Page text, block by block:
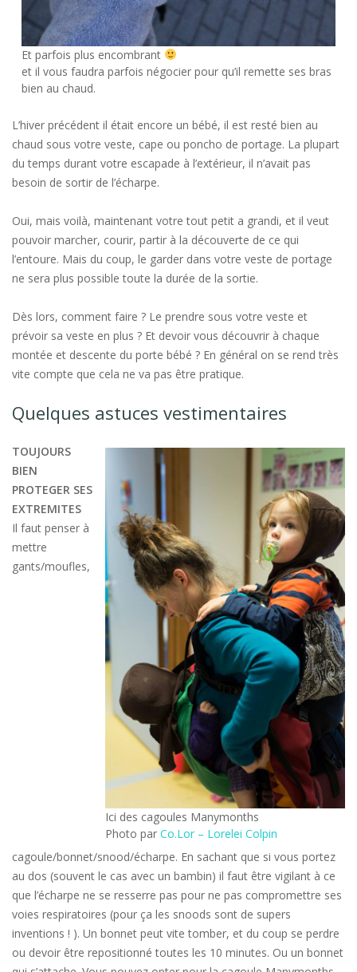
Et parfois plus encombrant
et il vous faudra parfois négocier pour qu’il remette ses bras
bien au chaud.
L’hiver précédent il était encore un bébé, il est resté bien au
chaud sous votre veste, cape ou poncho de portage. La plupart
du temps durant votre escapade à l’extérieur, il n’avait pas
besoin de sortir de l’écharpe.
Oui, mais voilà, maintenant votre tout petit a grandi, et il veut
pouvoir marcher, courir, partir à la découverte de ce qui
l’entoure. Mais du coup, le garder dans votre veste de portage
ne sera plus possible toute la durée de la sortie.
Dès lors, comment faire ? Le prendre sous votre veste et
prévoir sa veste en plus ? Et devoir vous découvrir à chaque
montée et descente du porte bébé ? En général on se rend très
vite compte que cela ne va pas être pratique.
Quelques astuces vestimentaires
Ici des cagoules Manymonths
Photo par Co.Lor – Lorelei Colpin
TOUJOURS
BIEN
PROTEGER SES
EXTREMITES
Il faut penser à
mettre
gants/moufles,
cagoule/bonnet/snood/écharpe. En sachant que si vous portez
au dos (souvent le cas avec un bambin) il faut être vigilant à ce
que l’écharpe ne se resserre pas pour ne pas compromettre ses
voies respiratoires (pour ça les snoods sont de supers
inventions ! ). Un bonnet peut vite tomber, et du coup se perdre
ou devoir être repositionné toutes les 10 minutes. Ou un bonnet